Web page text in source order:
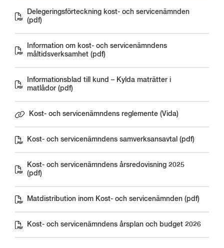
Delegeringsförteckning kost- och servicenämnden
(pdf)
Pdf, 107 kB.
Information om kost- och servicenämndens
måltidsverksamhet (pdf)
Pdf, 146 kB.
Informationsblad till kund – Kylda maträtter i
matlådor (pdf)
Pdf, 1 MB.
Kost- och servicenämndens reglemente (Vida)
Länk till annan webbplats.
Kost- och servicenämndens samverksansavtal (pdf)
Pdf, 29 kB.
Kost- och servicenämndens årsredovisning 2025
(pdf)
Pdf, 1 MB.
Matdistribution inom Kost- och servicenämnden (pdf)
Pdf, 2 MB.
Kost- och servicenämndens årsplan och budget 2026
Pdf, 369 kB.